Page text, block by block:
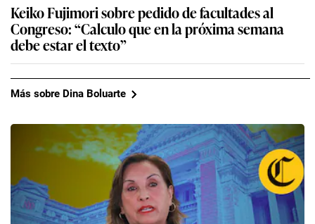
Keiko Fujimori sobre pedido de facultades al
Congreso: “Calculo que en la próxima semana
debe estar el texto”
Más sobre Dina Boluarte